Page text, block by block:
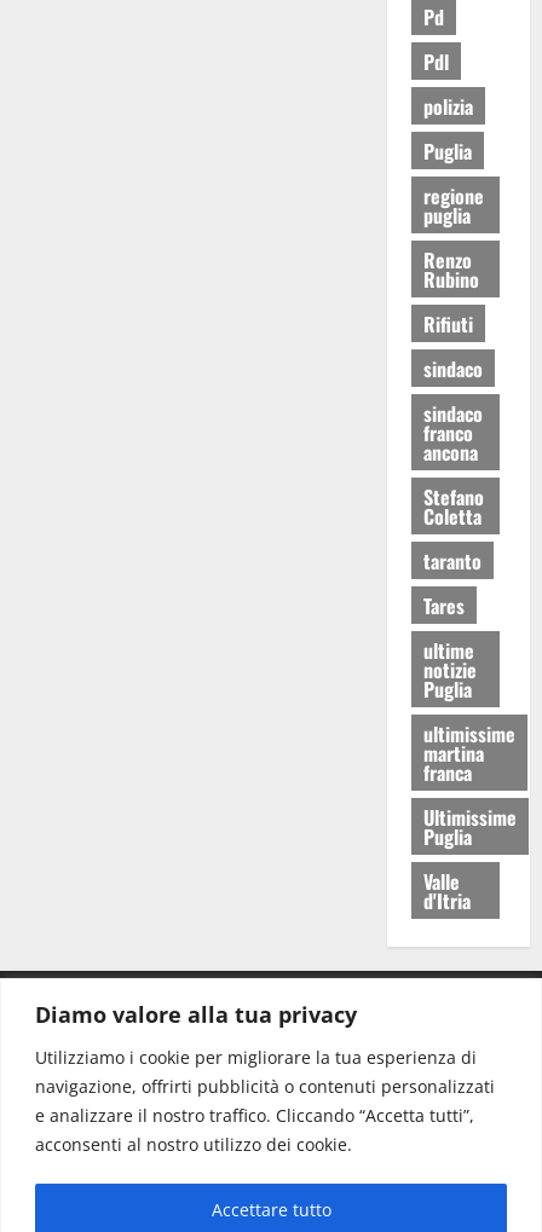
Diamo valore alla tua privacy
Utilizziamo i cookie per migliorare la tua esperienza di
navigazione, offrirti pubblicità o contenuti personalizzati
e analizzare il nostro traffico. Cliccando “Accetta tutti”,
acconsenti al nostro utilizzo dei cookie.
Accettare tutto
Pd
Pdl
polizia
Puglia
regione
puglia
Renzo
Rubino
Rifiuti
sindaco
sindaco
franco
ancona
Stefano
Coletta
taranto
Tares
ultime
notizie
Puglia
ultimissime
martina
franca
Ultimissime
Puglia
Valle
d'Itria
Redazione: redazione@www.martinasera.it
Direttore:direttore@www.martinasera.it
Info & Commerciale:info@www.martinasera.it